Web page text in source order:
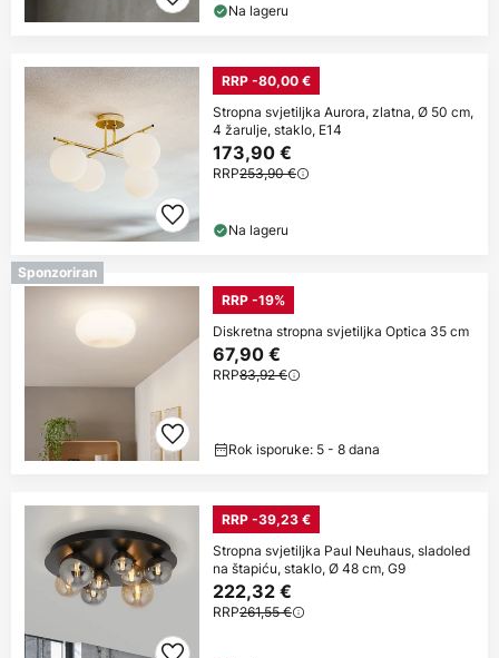
Na lageru
RRP -80,00 €
Stropna svjetiljka Aurora, zlatna, Ø 50 cm,
4 žarulje, staklo, E14
173,90 €
RRP253,90 €
Na lageru
Sponzoriran
RRP -19%
Diskretna stropna svjetiljka Optica 35 cm
67,90 €
RRP83,92 €
Rok isporuke: 5 - 8 dana
RRP -39,23 €
Stropna svjetiljka Paul Neuhaus, sladoled
na štapiću, staklo, Ø 48 cm, G9
222,32 €
RRP261,55 €